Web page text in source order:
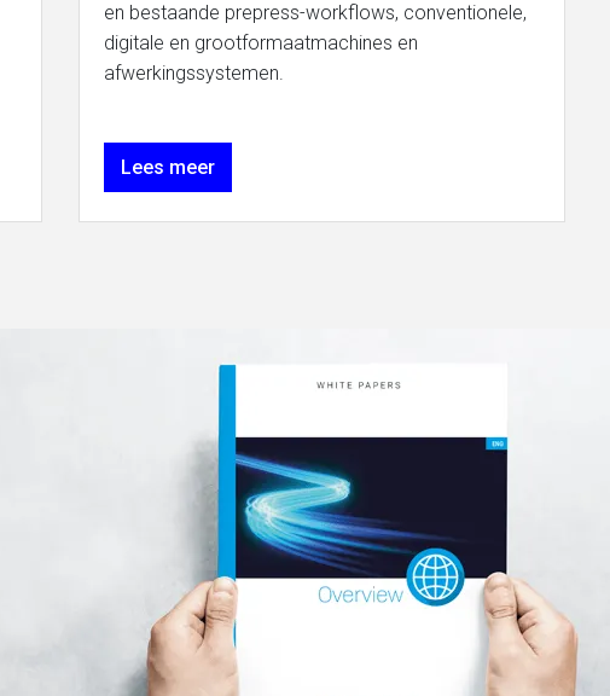
en bestaande prepress-workflows, conventionele,
digitale en grootformaatmachines en
afwerkingssystemen.
Lees meer